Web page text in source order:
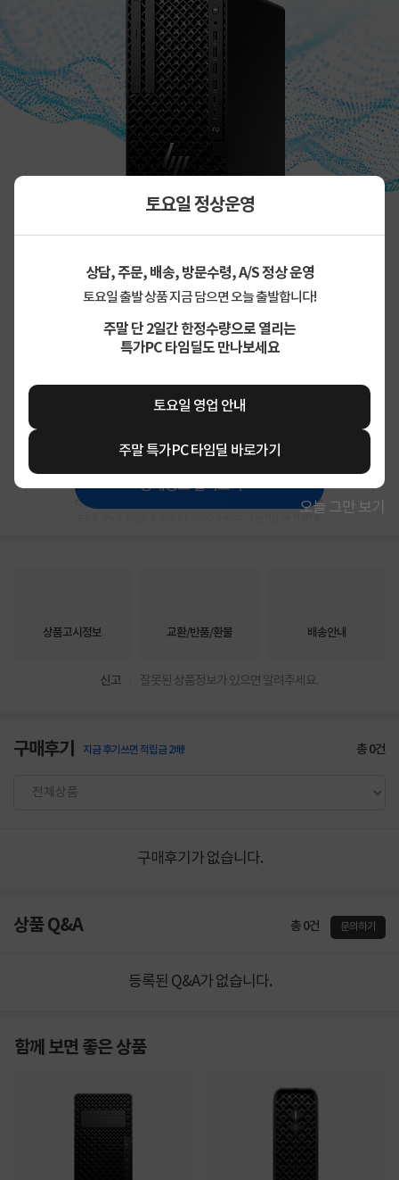
토요일 정상운영
상담, 주문, 배송, 방문수령, A/S 정상 운영
토요일 출발 상품 지금 담으면 오늘 출발합니다!
주말 단 2일간 한정수량으로 열리는
특가PC 타임딜도 만나보세요
토요일 영업 안내
주말 특가PC 타임딜 바로가기
오늘 그만 보기
상세정보 펼쳐보기
상품고시정보 교환/반품/환불 배송안내
신고 잘못된 상품정보가 있으면 알려주세요.
구매후기 지금 후기쓰면 적립금 2배! 총0건
구매후기가 없습니다.
상품 Q&A 총 0건 문의하기
등록된 Q&A가 없습니다.
함께 보면 좋은 상품